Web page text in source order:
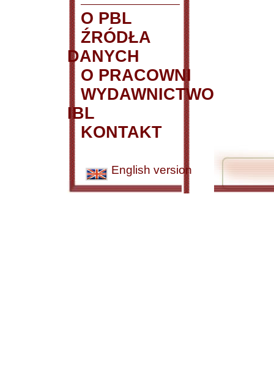
O PBL
ŹRÓDŁA
DANYCH
O PRACOWNI
WYDAWNICTWO
IBL
KONTAKT
English version